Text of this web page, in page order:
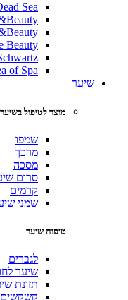
Sea
Beauty
of Spa
שיער
מוצר לטיפול בשיער
שמפו
מרכך
מסכה
סרום
קרמים
שמני
טיפוח שיער
לגברים
שיער
תזונת
קשקשים